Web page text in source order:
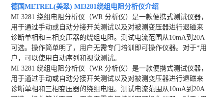
德国METREL(美翠) MI3281绕组电阻分析仪介绍
MI 3281 绕组电阻分析仪（WR 分析仪）是一款便携式测试仪器，
用于通过手动或自动分接开关测试以及对被测变压器进行退磁来
诊断单相和三相变压器的绕组电阻。测试电流范围从10mA到20A
可选。操作简单明了，用户无需专门培训即可操作仪器。对于*用
户，可以使用自动序列和视觉测试。
MI 3281 绕组电阻分析仪（WR 分析仪）是一款便携式测试仪器，
用于通过手动或自动分接开关测试以及对被测变压器进行退磁来
诊断单相和三相变压器的绕组电阻。测试电流范围从10mA到20A